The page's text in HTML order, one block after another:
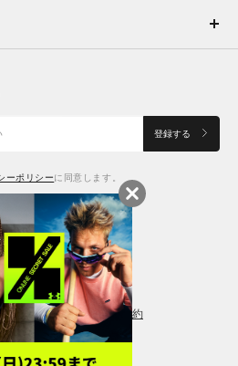
登録する
ーポリシーに同意します。
く通販の表記 会員規約
シー